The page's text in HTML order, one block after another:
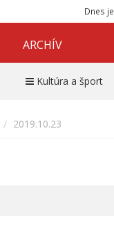
Dnes je
ARCHÍV
Kultúra a šport
2019.10.23